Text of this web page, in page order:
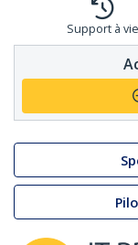
Support à vie